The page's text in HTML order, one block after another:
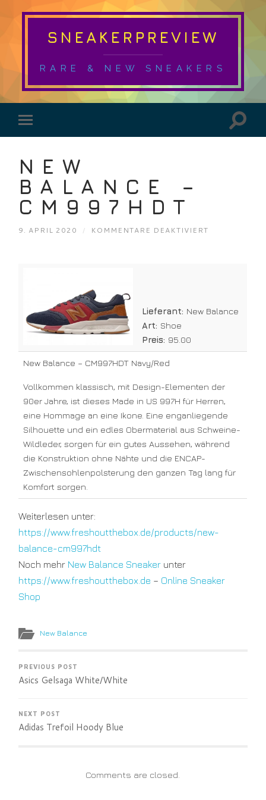
SNEAKERPREVIEW
RARE & NEW SNEAKERS
NEW
BALANCE –
CM997HDT
9. APRIL 2020 / KOMMENTARE DEAKTIVIERT
Lieferant: New Balance
Art: Shoe
Preis: 95.00
New Balance – CM997HDT Navy/Red
Vollkommen klassisch, mit Design-Elementen der
90er Jahre, ist dieses Made in US 997H für Herren,
eine Hommage an eine Ikone. Eine enganliegende
Silhouette und ein edles Obermaterial aus Schweine-
Wildleder, sorgen für ein gutes Aussehen, während
die Konstruktion ohne Nähte und die ENCAP-
Zwischensohlenpolsterung den ganzen Tag lang für
Komfort sorgen.
Weiterlesen unter:
https://www.freshoutthebox.de/products/new-
balance-cm997hdt
Noch mehr New Balance Sneaker unter
https://www.freshoutthebox.de – Online Sneaker
Shop
New Balance
PREVIOUS POST
Asics Gelsaga White/White
NEXT POST
Adidas Trefoil Hoody Blue
Comments are closed.